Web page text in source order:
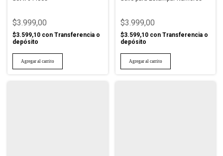
$3.999,00
$3.599,10 con Transferencia o
depósito
$3.999,00
$3.599,10 con Transferencia o
depósito